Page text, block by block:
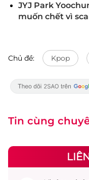
JYJ Park
muốn chết vì
Chủ đề: Kpop
Tin cùng